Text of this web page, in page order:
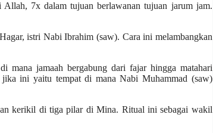
Allah, 7x dalam tujuan berlawanan tujuan jarum jam.
istri Nabi Ibrahim (saw). Cara ini melambangkan
jamaah bergabung dari fajar hingga matahari
jika ini yaitu tempat di mana Nabi Muhammad (saw)
kerikil di tiga pilar di Mina. Ritual ini sebagai wakil